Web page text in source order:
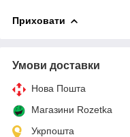
Приховати
Умови доставки
Нова Пошта
Магазини Rozetka
Укрпошта